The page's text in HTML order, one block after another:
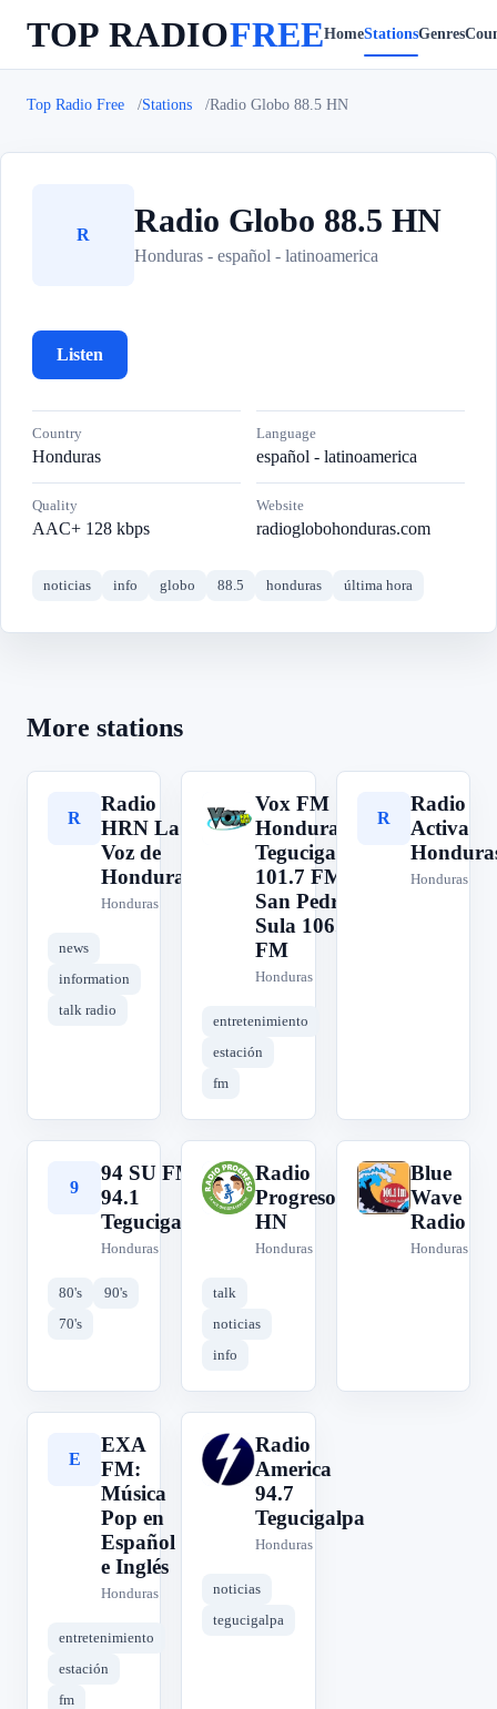
TOP RADIOFREEHomeStationsGenres
Top Radio Free Stations Radio Globo 88.5 HN
R Radio Globo 88.5 HN
Honduras - español - latinoamerica
Listen
Country
Honduras
Language
español - latinoamerica
Quality
AAC+ 128 kbps
Website
radioglobohonduras.com
noticias info globo 88.5 honduras última hora
More stations
R
Radio
HRN La
Voz de
Honduras
Honduras
news
information
talk radio
V
Vox FM
Honduras -
Tegucigalpa
101.7 FM -
San Pedro
Sula 106.1
FM
Honduras
entretenimiento
estación
fm
R
Radio
Activa
Honduras
9
94 SU FM
94.1
Tegucigalpa
Honduras
80's
90's
70's
R
Radio
Progreso
HN
Honduras
talk
noticias
info
B
Blue
Wave
Radio
Honduras
E
EXA
FM:
Música
Pop en
Español
e Inglés
Honduras
entretenimiento
estación
fm
R
Radio
America
94.7
Tegucigalpa
Honduras
noticias
tegucigalpa